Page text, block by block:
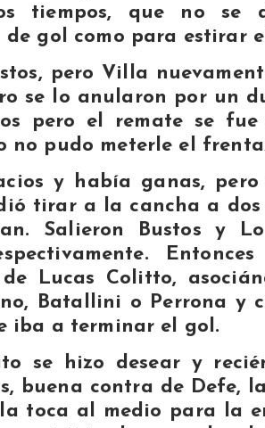
tiempos, que no se
de gol como para estirar
pero Villa
se lo anularon por un
pero el remate se
no pudo meterle el
y había ganas,
tirar a la cancha a
Salieron Bustos y
Lucas Colitto,
Batallini o Perrona y
iba a terminar el gol.
se hizo desear y
buena contra de Defe,
toca al medio para la